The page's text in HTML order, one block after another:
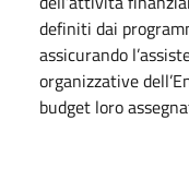
definiti dai
assicurando
organizzative
budget loro